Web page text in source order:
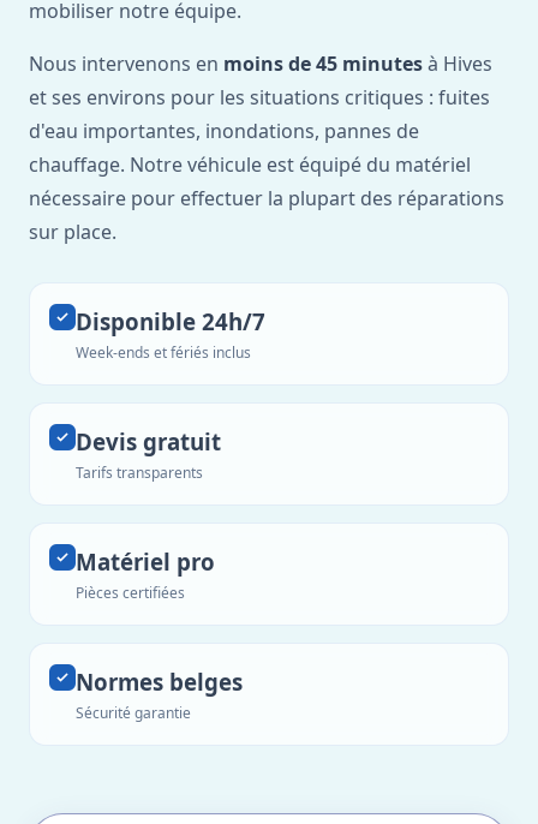
mobiliser notre équipe.
Nous intervenons en moins de 45 minutesà Hives
et ses environs pour les situations critiques : fuites
d'eau importantes, inondations, pannes de
chauffage. Notre véhicule est équipé du matériel
nécessaire pour effectuer la plupart des réparations
sur place.
Disponible 24h/7
Week-ends et fériés inclus
Devis gratuit
Tarifs transparents
Matériel pro
Pièces certifiées
Normes belges
Sécurité garantie